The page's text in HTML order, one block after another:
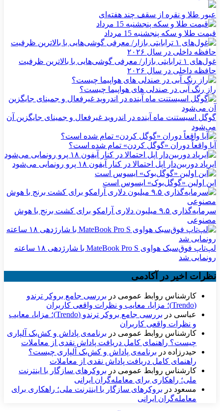
عبور طلا و نقره از سقف چند هفته‌ای
قیمت طلا و سکه پنجشنبه 15 مرداد
غول‌های ۱ ترابایتی بازار/ معرفی گوشی‌هایی با بالاترین ظرفیت
حافظه داخلی در سال ۲۰۲۶
راز رنگ آبی در صندلی های هواپیما چیست؟
گوگل اسیستنت ماه آینده در اندروید غیرفعال و جمینای جایگزین آن
می‌شود
آیا واقعاً دوران «گوگل کردن» تمام شده است؟
ایرپاد دوربین‌دار اپل احتمالا در کنار آیفون ۱۸ پرو رونمایی می‌شود
این اولین «گوگل‌بوک» ایسوس است
سرمایه‌گذاری ۹.۵ میلیون دلاری آرامکو برای کشت برنج با هوش
مصنوعی
لپ‌تاپ فوق‌سبک هواوی MateBook Pro S با شارژدهی ۱۸ ساعته
رونمایی شد
نظرات اخیر در آکادمی
کارشناس روابط عمومی در بررسی جامع بروکر ترندو
(Trendo)؛ مزایا، معایب و نظرات واقعی کاربران
عباسی در
بررسی جامع بروکر ترندو (Trendo)؛ مزایا، معایب
و نظرات واقعی کاربران
کارشناس روابط عمومی در برنامه‌ی پاداش و کش‌بک آلپاری
چیست؟ راهنمای کامل دریافت پاداش نقدی از معاملات
حیدرزاده در برنامه‌ی پاداش و کش‌بک آلپاری چیست؟
راهنمای کامل دریافت پاداش نقدی از معاملات
کارشناس روابط عمومی در بروکرهای سازگار با اینترنت
ملی؛ راهکاری برای معامله‌گران ایرانی
مسعود در بروکرهای سازگار با اینترنت ملی؛ راهکاری برای
معامله‌گران ایرانی